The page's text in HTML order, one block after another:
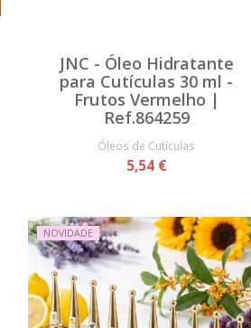
JNC - Óleo Hidratante
para Cutículas 30 ml -
Frutos Vermelho |
Ref.864259
Óleos de Cutículas
5,54 €
NOVIDADE